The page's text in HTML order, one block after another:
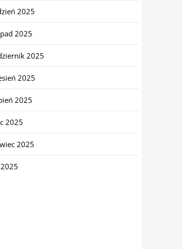
2025
2025
2025
2025
2025
2025
2025